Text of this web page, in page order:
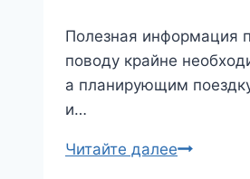
Полезная информация
поводу крайне
а планирующим
и…
Читайте далееПолезная